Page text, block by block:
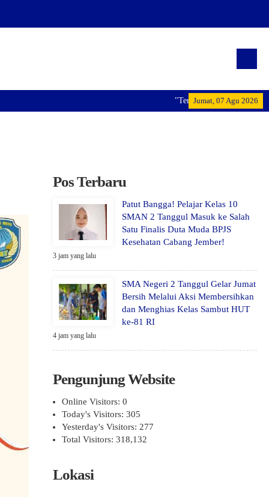
Jumat, 07 Agu 2026
"Terwujudnya generasi
Pos Terbaru
Patut Bangga! Pelajar Kelas 10
SMAN 2 Tanggul Masuk ke Salah
Satu Finalis Duta Muda BPJS
Kesehatan Cabang Jember!
3 jam yang lalu
SMA Negeri 2 Tanggul Gelar Jumat
Bersih Melalui Aksi Membersihkan
dan Menghias Kelas Sambut HUT
ke-81 RI
4 jam yang lalu
Pengunjung Website
Online Visitors: 0
Today's Visitors: 305
Yesterday's Visitors: 277
Total Visitors: 318,132
Lokasi